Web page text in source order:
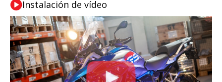
Instalación de vídeo